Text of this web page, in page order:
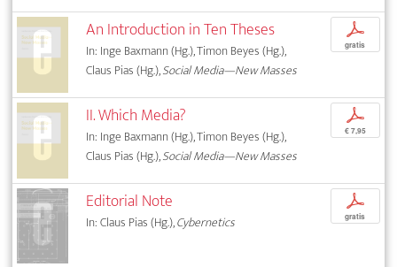
An Introduction in Ten Theses
In: Inge Baxmann (Hg.), Timon Beyes (Hg.),
Claus Pias (Hg.),Social Media—New Masses
p
gratis
II. Which Media?
In: Inge Baxmann (Hg.), Timon Beyes (Hg.),
Claus Pias (Hg.),Social Media—New Masses
p
€ 7,95
Editorial Note
In: Claus Pias (Hg.),Cybernetics
p
gratis